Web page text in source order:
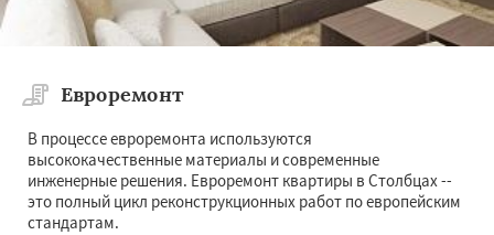
Евроремонт
В процессе евроремонта используются
высококачественные материалы и современные
инженерные решения. Евроремонт квартиры в Столбцах --
это полный цикл реконструкционных работ по европейским
стандартам.